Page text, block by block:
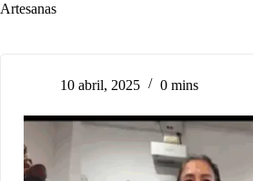
Artesanas
10 abril, 2025 0 mins